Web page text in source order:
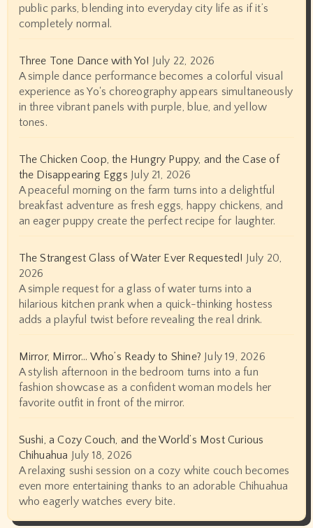
public parks, blending into everyday city life as if it’s
completely normal.
Three Tone Dance with Yo! July 22, 2026
A simple dance performance becomes a colorful visual
experience as Yo's choreography appears simultaneously
in three vibrant panels with purple, blue, and yellow
tones.
The Chicken Coop, the Hungry Puppy, and the Case of
the Disappearing Eggs July 21, 2026
A peaceful morning on the farm turns into a delightful
breakfast adventure as fresh eggs, happy chickens, and
an eager puppy create the perfect recipe for laughter.
The Strangest Glass of Water Ever Requested! July 20,
2026
A simple request for a glass of water turns into a
hilarious kitchen prank when a quick-thinking hostess
adds a playful twist before revealing the real drink.
Mirror, Mirror… Who’s Ready to Shine? July 19, 2026
A stylish afternoon in the bedroom turns into a fun
fashion showcase as a confident woman models her
favorite outfit in front of the mirror.
Sushi, a Cozy Couch, and the World’s Most Curious
Chihuahua July 18, 2026
A relaxing sushi session on a cozy white couch becomes
even more entertaining thanks to an adorable Chihuahua
who eagerly watches every bite.